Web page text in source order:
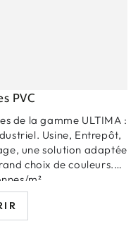
PVC
de la gamme ULTIMA :
Usine, Entrepôt,
une solution adaptée
choix de couleurs.
m²